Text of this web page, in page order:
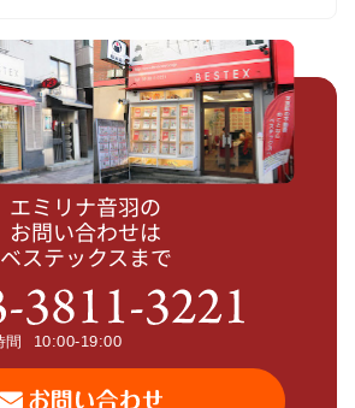
エミリナ音羽の
お問い合わせは
ベステックスまで